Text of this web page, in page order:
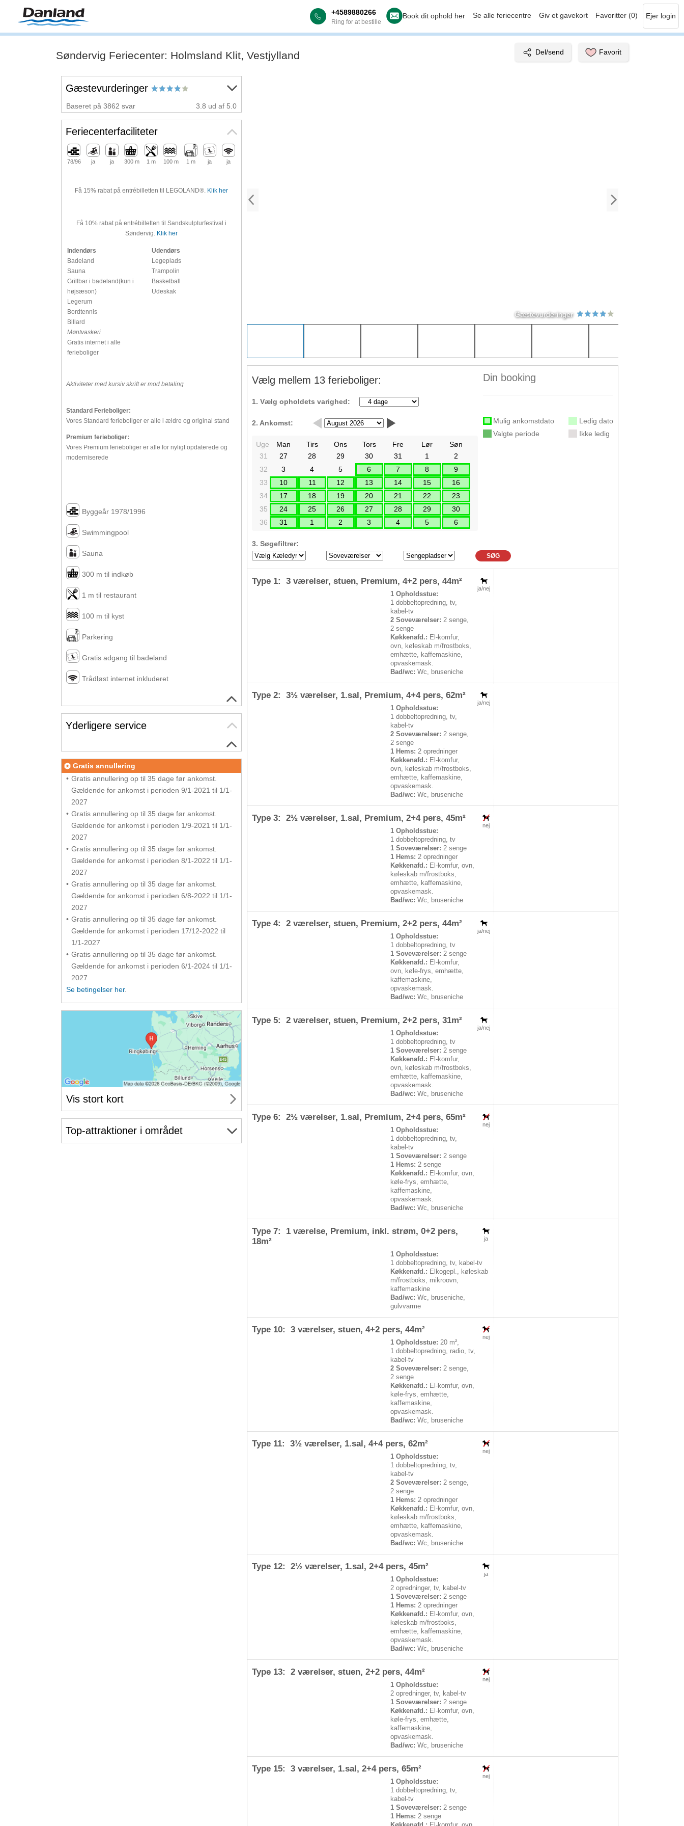
Ejer login
Favoritter (0)
Giv et gavekort
Se alle feriecentre
Book dit ophold her
+4589880266
Ring for at bestille
Søndervig Feriecenter: Holmsland Klit, Vestjylland
Gæstevurderinger
Vælg mellem 13 ferieboliger:
1. Vælg opholdets varighed:
2. Ankomst:
Uge Man Tirs Ons Tors Fre Lør
Søn
31
27 28 29 30 31 1
2
32
3 4 5 6 7 8
9
33
10 11 12 13 14 15
16
34
17 18 19 20 21 22
23
35
24 25 26 27 28 29
30
36
31 1 2 3 4 5 6
Din booking
Mulig ankomstdato
Valgte periode
Ledig dato
Ikke ledig
3. Søgefiltrer:
SØG
ja/nej
Type 1: 3 værelser, stuen, Premium, 4+2 pers, 44m²
1 Opholdsstue:
1 dobbeltopredning, tv,
kabel-tv
2 Soveværelser: 2 senge,
2 senge
Køkkenafd.: El-komfur,
ovn, køleskab m/frostboks,
emhætte, kaffemaskine,
opvaskemask.
Bad/wc: Wc, bruseniche
ja/nej
Type 2: 3½ værelser, 1.sal, Premium, 4+4 pers, 62m²
1 Opholdsstue:
1 dobbeltopredning, tv,
kabel-tv
2 Soveværelser: 2 senge,
2 senge
1 Hems: 2 opredninger
Køkkenafd.: El-komfur,
ovn, køleskab m/frostboks,
emhætte, kaffemaskine,
opvaskemask.
Bad/wc: Wc, bruseniche
nej
Type 3: 2½ værelser, 1.sal, Premium, 2+4 pers, 45m²
1 Opholdsstue:
1 dobbeltopredning, tv
1 Soveværelser: 2 senge
1 Hems: 2 opredninger
Køkkenafd.: El-komfur, ovn,
køleskab m/frostboks,
emhætte, kaffemaskine,
opvaskemask.
Bad/wc: Wc, bruseniche
ja/nej
Type 4: 2 værelser, stuen, Premium, 2+2 pers, 44m²
1 Opholdsstue:
1 dobbeltopredning, tv
1 Soveværelser: 2 senge
Køkkenafd.: El-komfur,
ovn, køle-frys, emhætte,
kaffemaskine,
opvaskemask.
Bad/wc: Wc, bruseniche
ja/nej
Type 5: 2 værelser, stuen, Premium, 2+2 pers, 31m²
1 Opholdsstue:
1 dobbeltopredning, tv
1 Soveværelser: 2 senge
Køkkenafd.: El-komfur,
ovn, køleskab m/frostboks,
emhætte, kaffemaskine,
opvaskemask.
Bad/wc: Wc, bruseniche
nej
Type 6: 2½ værelser, 1.sal, Premium, 2+4 pers, 65m²
1 Opholdsstue:
1 dobbeltopredning, tv,
kabel-tv
1 Soveværelser: 2 senge
1 Hems: 2 senge
Køkkenafd.: El-komfur, ovn,
køle-frys, emhætte,
kaffemaskine,
opvaskemask.
Bad/wc: Wc, bruseniche
ja
Type 7: 1 værelse, Premium, inkl. strøm, 0+2 pers,
18m²
1 Opholdsstue:
1 dobbeltopredning, tv, kabel-tv
Køkkenafd.: Elkogepl., køleskab
m/frostboks, mikroovn,
kaffemaskine
Bad/wc: Wc, bruseniche,
gulvvarme
nej
Type 10: 3 værelser, stuen, 4+2 pers, 44m²
1 Opholdsstue: 20 m²,
1 dobbeltopredning, radio, tv,
kabel-tv
2 Soveværelser: 2 senge,
2 senge
Køkkenafd.: El-komfur, ovn,
køle-frys, emhætte,
kaffemaskine,
opvaskemask.
Bad/wc: Wc, bruseniche
nej
Type 11: 3½ værelser, 1.sal, 4+4 pers, 62m²
1 Opholdsstue:
1 dobbeltopredning, tv,
kabel-tv
2 Soveværelser: 2 senge,
2 senge
1 Hems: 2 opredninger
Køkkenafd.: El-komfur, ovn,
køleskab m/frostboks,
emhætte, kaffemaskine,
opvaskemask.
Bad/wc: Wc, bruseniche
ja
Type 12: 2½ værelser, 1.sal, 2+4 pers, 45m²
1 Opholdsstue:
2 opredninger, tv, kabel-tv
1 Soveværelser: 2 senge
1 Hems: 2 opredninger
Køkkenafd.: El-komfur, ovn,
køleskab m/frostboks,
emhætte, kaffemaskine,
opvaskemask.
Bad/wc: Wc, bruseniche
nej
Type 13: 2 værelser, stuen, 2+2 pers, 44m²
1 Opholdsstue:
2 opredninger, tv, kabel-tv
1 Soveværelser: 2 senge
Køkkenafd.: El-komfur, ovn,
køle-frys, emhætte,
kaffemaskine,
opvaskemask.
Bad/wc: Wc, bruseniche
nej
Type 15: 3 værelser, 1.sal, 2+4 pers, 65m²
1 Opholdsstue:
1 dobbeltopredning, tv,
kabel-tv
1 Soveværelser: 2 senge
1 Hems: 2 senge
Gæstevurderinger
Baseret på 3862 svar 3.8 ud af 5.0
Feriecenterfaciliteter
78/96 ja ja 300 m 1 m 100 m 1 m ja ja
Få 15% rabat på entrébilletten til LEGOLAND®. Klik her
Få 10% rabat på entrébilletten til Sandskulpturfestival i
Søndervig. Klik her
Indendørs
Badeland
Sauna
Grillbar i badeland(kun i
højsæson)
Legerum
Bordtennis
Billard
Møntvaskeri
Gratis internet i alle
ferieboliger
Udendørs
Legeplads
Trampolin
Basketball
Udeskak
Aktiviteter med kursiv skrift er mod betaling
Standard Ferieboliger:
Vores Standard ferieboliger er alle i ældre og original stand
Premium ferieboliger:
Vores Premium ferieboliger er alle for nyligt opdaterede og
moderniserede
Byggeår 1978/1996
Swimmingpool
Sauna
300 m til indkøb
1 m til restaurant
100 m til kyst
Parkering
Gratis adgang til badeland
Trådløst internet inkluderet
Yderligere service
Gratis annullering
Gratis annullering op til 35 dage før ankomst.
Gældende for ankomst i perioden 9/1-2021 til 1/1-
2027
Gratis annullering op til 35 dage før ankomst.
Gældende for ankomst i perioden 1/9-2021 til 1/1-
2027
Gratis annullering op til 35 dage før ankomst.
Gældende for ankomst i perioden 8/1-2022 til 1/1-
2027
Gratis annullering op til 35 dage før ankomst.
Gældende for ankomst i perioden 6/8-2022 til 1/1-
2027
Gratis annullering op til 35 dage før ankomst.
Gældende for ankomst i perioden 17/12-2022 til
1/1-2027
Gratis annullering op til 35 dage før ankomst.
Gældende for ankomst i perioden 6/1-2024 til 1/1-
2027
Se betingelser her.
Vis stort kort
Top-attraktioner i området